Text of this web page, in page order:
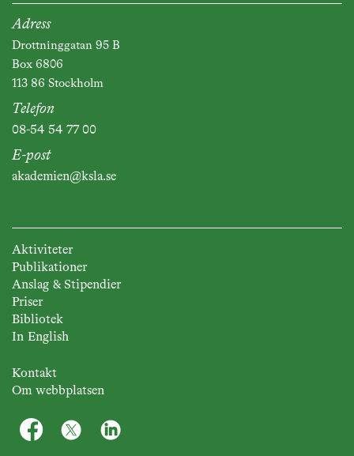
Adress
Drottninggatan 95 B
Box 6806
113 86 Stockholm
Telefon
08-54 54 77 00
E-post
akademien@ksla.se
Aktiviteter
Publikationer
Anslag & Stipendier
Priser
Bibliotek
In English
Kontakt
Om webbplatsen